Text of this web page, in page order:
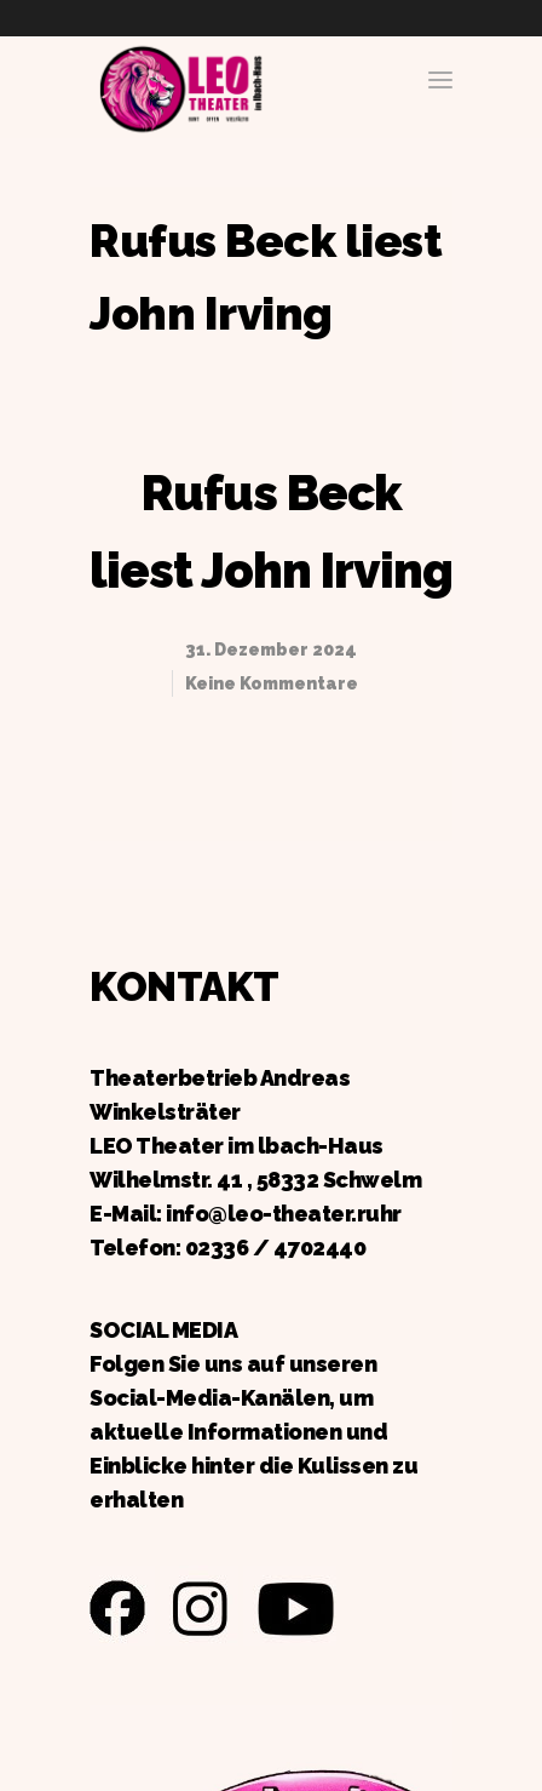
Rufus Beck liest
John Irving
Rufus Beck
liest John Irving
31. Dezember 2024
Keine Kommentare
KONTAKT
Theaterbetrieb Andreas
Winkelsträter
LEO Theater im lbach-Haus
Wilhelmstr. 41 , 58332 Schwelm
E-Mail: info@leo-theater.ruhr
Telefon: 02336 / 4702440
SOCIAL MEDIA
Folgen Sie uns auf unseren
Social-Media-Kanälen, um
aktuelle Informationen und
Einblicke hinter die Kulissen zu
erhalten